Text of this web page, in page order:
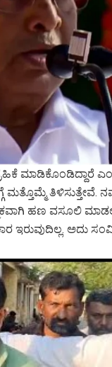
ಮಾಡಿಕೊಂಡಿದ್ದಾರೆ
ಮತ್ತೊಮ್ಮೆ ತಿಳಿಸುತ್ತೇವೆ.
ಹಣ ವಸೂಲಿ
ಅದು